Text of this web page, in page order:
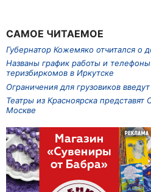
САМОЕ ЧИТАЕМОЕ
Губернатор Кожемяко отчитался о
Названы график работы и
теризбиркомов в Иркутске
Ограничения для грузовиков
Театры из Красноярска представят
Москве